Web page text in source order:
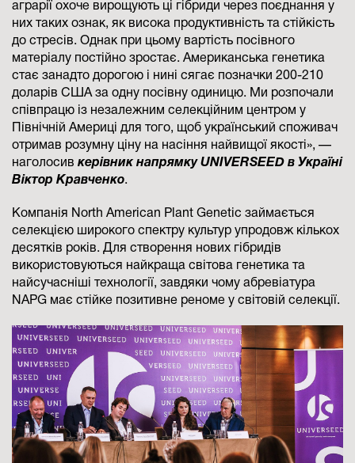
аграрії охоче вирощують ці гібриди через поєднання у
них таких ознак, як висока продуктивність та стійкість
до стресів. Однак при цьому вартість посівного
матеріалу постійно зростає. Американська генетика
стає занадто дорогою і нині сягає позначки 200-210
доларів США за одну посівну одиницю. Ми розпочали
співпрацю із незалежним селекційним центром у
Північній Америці для того, щоб український споживач
отримав розумну ціну на насіння найвищої якості», —
наголосив керівник напрямку UNIVERSEED в Україні
Віктор Кравченко.
Компанія North American Plant Genetic займається
селекцією широкого спектру культур упродовж кількох
десятків років. Для створення нових гібридів
використовуються найкраща світова генетика та
найсучасніші технології, завдяки чому абревіатура
NAPG має стійке позитивне реноме у світовій селекції.